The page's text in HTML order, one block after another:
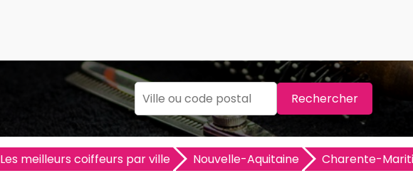
Rechercher
Les meilleurs coiffeurs par ville Nouvelle-Aquitaine Charente-